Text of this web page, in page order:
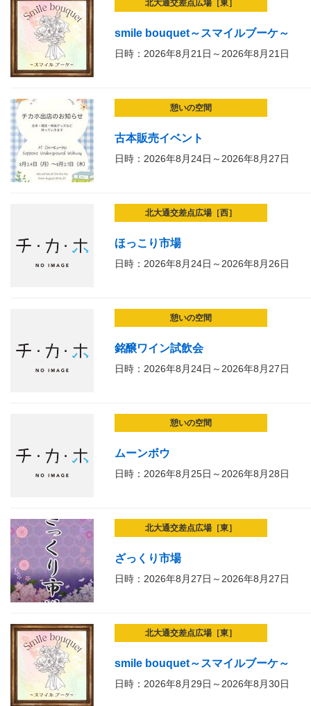
北大通交差点広場［東］
smile bouquet～スマイルブーケ～
日時：2026年8月21日～2026年8月21日
憩いの空間
古本販売イベント
日時：2026年8月24日～2026年8月27日
北大通交差点広場［西］
ほっこり市場
日時：2026年8月24日～2026年8月26日
憩いの空間
銘醸ワイン試飲会
日時：2026年8月24日～2026年8月27日
憩いの空間
ムーンボウ
日時：2026年8月25日～2026年8月28日
北大通交差点広場［東］
ざっくり市場
日時：2026年8月27日～2026年8月27日
北大通交差点広場［東］
smile bouquet～スマイルブーケ～
日時：2026年8月29日～2026年8月30日